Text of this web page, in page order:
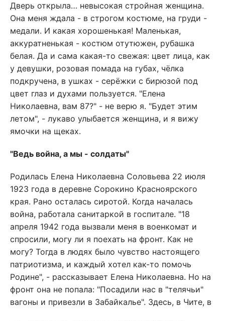
Дверь открыла… невысокая стройная женщина.
Она меня ждала - в строгом костюме, на груди -
медали. И какая хорошенькая! Маленькая,
аккуратненькая - костюм отутюжен, рубашка
белая. Да и сама какая-то свежая: цвет лица, как
у девушки, розовая помада на губах, чёлка
подкручена, в ушках - серёжки с бирюзой под
цвет глаз и духами пользуется. "Елена
Николаевна, вам 87?" - не верю я. "Будет этим
летом", - лукаво улыбается женщина, и я вижу
ямочки на щеках.
"Ведь война, а мы - солдаты"
Родилась Елена Николаевна Соловьева 22 июля
1923 года в деревне Сорокино Красноярского
края. Рано осталась сиротой. Когда началась
война, работала санитаркой в госпитале. "18
апреля 1942 года вызвали меня в военкомат и
спросили, могу ли я поехать на фронт. Как не
могу? Тогда в людях было чувство настоящего
патриотизма, и каждый хотел как-то помочь
Родине", - рассказывает Елена Николаевна. Но на
фронт она не попала: "Посадили нас в "телячьи"
вагоны и привезли в Забайкалье". Здесь, в Чите, в